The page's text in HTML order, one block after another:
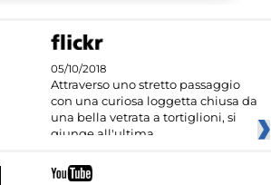
05/10/2018
Attraverso uno stretto passaggio
con una curiosa loggetta chiusa da
una bella vetrata a tortiglioni, si
giunge all'ultima